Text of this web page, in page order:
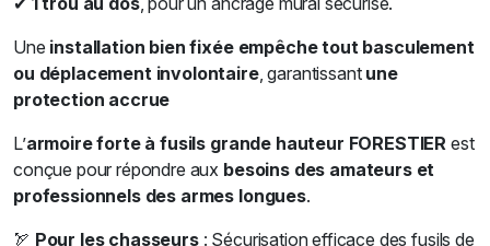
Une installation bien fixée empêche tout basculement
ou déplacement involontaire, garantissant une
protection accrue
L’armoire forte à fusils grande hauteur FORESTIER est
conçue pour répondre aux besoins des amateurs et
professionnels des armes longues.
🏹 Pour les chasseurs: Sécurisation efficace des fusils de